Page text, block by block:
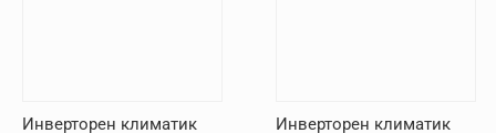
Инверторен климатик
Инверторен климатик